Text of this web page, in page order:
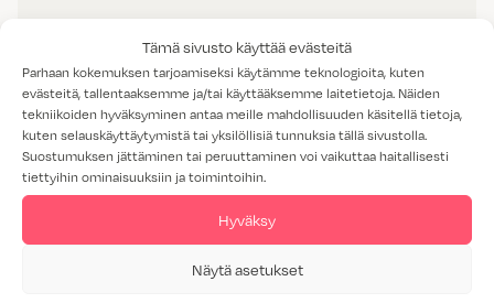
Tämä sivusto käyttää evästeitä
Parhaan kokemuksen tarjoamiseksi käytämme teknologioita, kuten
evästeitä, tallentaaksemme ja/tai käyttääksemme laitetietoja. Näiden
tekniikoiden hyväksyminen antaa meille mahdollisuuden käsitellä tietoja,
kuten selauskäyttäytymistä tai yksilöllisiä tunnuksia tällä sivustolla.
Suostumuksen jättäminen tai peruuttaminen voi vaikuttaa haitallisesti
tiettyihin ominaisuuksiin ja toimintoihin.
Hyväksy
Näytä asetukset
TUOTTEET
TILAT
PALVELUT